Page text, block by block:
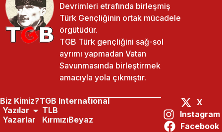
Paylaş:
Devrimleri etrafında birleşmiş
Türk Gençliğinin ortak mücadele
örgütüdür.
TGB Türk gençliğini sağ-sol
ayrımı yapmadan Vatan
Savunmasında birleştirmek
amacıyla yola çıkmıştır.
Biz Kimiz?
Yazılar
Yazarlar
TGB International
TLB
KırmızıBeyaz
X
Instagram
Facebook